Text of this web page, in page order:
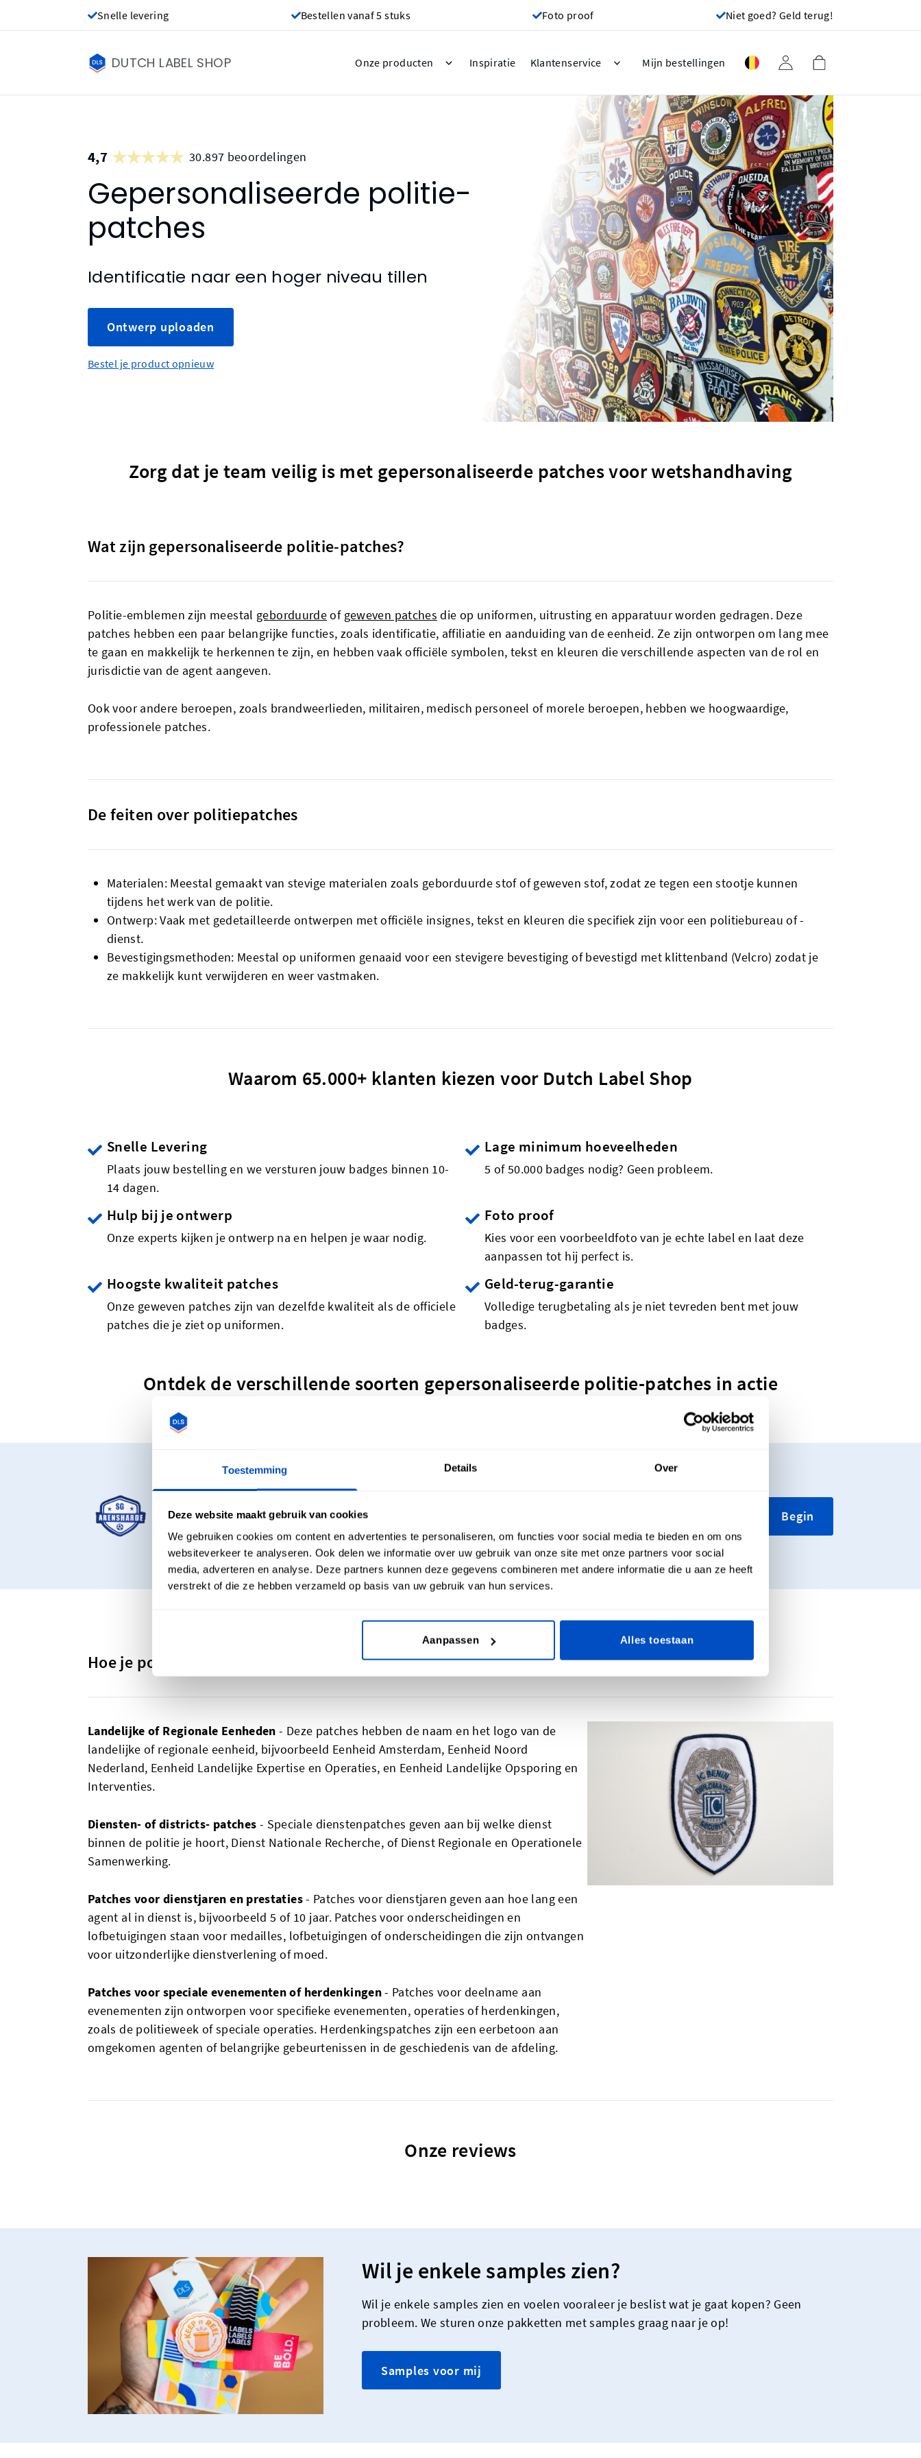
Toestemming Details Over
Deze website maakt gebruik van cookies
We gebruiken cookies om content en advertenties te personaliseren, om functies voor social media te bieden en om ons
websiteverkeer te analyseren. Ook delen we informatie over uw gebruik van onze site met onze partners voor social
media, adverteren en analyse. Deze partners kunnen deze gegevens combineren met andere informatie die u aan ze heeft
verstrekt of die ze hebben verzameld op basis van uw gebruik van hun services.
Aanpassen Alles toestaan
Snelle levering Bestellen vanaf 5 stuks Foto proof Niet goed? Geld terug!
DUTCH LABEL SHOP Onze producten Inspiratie Klantenservice Mijn bestellingen
4,7 30.897 beoordelingen
Gepersonaliseerde politie-
patches
Identificatie naar een hoger niveau tillen
Ontwerp uploaden
Bestel je product opnieuw
Zorg dat je team veilig is met gepersonaliseerde patches voor wetshandhaving
Wat zijn gepersonaliseerde politie-patches?
Politie-emblemen zijn meestal geborduurdeof geweven patches die op uniformen, uitrusting en apparatuur worden gedragen. Deze
patches hebben een paar belangrijke functies, zoals identificatie, affiliatie en aanduiding van de eenheid. Ze zijn ontworpen om lang mee
te gaan en makkelijk te herkennen te zijn, en hebben vaak officiële symbolen, tekst en kleuren die verschillende aspecten van de rol en
jurisdictie van de agent aangeven.
Ook voor andere beroepen, zoals brandweerlieden, militairen, medisch personeel of morele beroepen, hebben we hoogwaardige,
professionele patches.
De feiten over politiepatches
Materialen: Meestal gemaakt van stevige materialen zoals geborduurde stof of geweven stof, zodat ze tegen een stootje kunnen
tijdens het werk van de politie.
Ontwerp: Vaak met gedetailleerde ontwerpen met officiële insignes, tekst en kleuren die specifiek zijn voor een politiebureau of -
dienst.
Bevestigingsmethoden: Meestal op uniformen genaaid voor een stevigere bevestiging of bevestigd met klittenband (Velcro) zodat je
ze makkelijk kunt verwijderen en weer vastmaken.
Waarom 65.000+ klanten kiezen voor Dutch Label Shop
Snelle Levering
Plaats jouw bestelling en we versturen jouw badges binnen 10-
14 dagen.
Lage minimum hoeveelheden
5 of 50.000 badges nodig? Geen probleem.
Hulp bij je ontwerp
Onze experts kijken je ontwerp na en helpen je waar nodig.
Foto proof
Kies voor een voorbeeldfoto van je echte label en laat deze
aanpassen tot hij perfect is.
Hoogste kwaliteit patches
Onze geweven patches zijn van dezelfde kwaliteit als de officiele
patches die je ziet op uniformen.
Geld-terug-garantie
Volledige terugbetaling als je niet tevreden bent met jouw
badges.
Ontdek de verschillende soorten gepersonaliseerde politie-patches in actie
Vanaf €33 voor 5 geweven patches
Ons meest populaire product als een patch! Maak je eigen geweven patch - of je er nu enkele of een
duizendtal nodig hebt.
Begin
Hoe je politie-patches kunt gebruiken
Landelijke of Regionale Eenheden- Deze patches hebben de naam en het logo van de
landelijke of regionale eenheid, bijvoorbeeld Eenheid Amsterdam, Eenheid Noord
Nederland, Eenheid Landelijke Expertise en Operaties, en Eenheid Landelijke Opsporing en
Interventies.
Diensten- of districts- patches - Speciale dienstenpatches geven aan bij welke dienst
binnen de politie je hoort, Dienst Nationale Recherche, of Dienst Regionale en Operationele
Samenwerking.
Patches voor dienstjaren en prestaties- Patches voor dienstjaren geven aan hoe lang een
agent al in dienst is, bijvoorbeeld 5 of 10 jaar. Patches voor onderscheidingen en
lofbetuigingen staan voor medailles, lofbetuigingen of onderscheidingen die zijn ontvangen
voor uitzonderlijke dienstverlening of moed.
Patches voor speciale evenementen of herdenkingen- Patches voor deelname aan
evenementen zijn ontworpen voor specifieke evenementen, operaties of herdenkingen,
zoals de politieweek of speciale operaties. Herdenkingspatches zijn een eerbetoon aan
omgekomen agenten of belangrijke gebeurtenissen in de geschiedenis van de afdeling.
Onze reviews
Wil je enkele samples zien?
Wil je enkele samples zien en voelen vooraleer je beslist wat je gaat kopen? Geen
probleem. We sturen onze pakketten met samples graag naar je op!
Samples voor mij